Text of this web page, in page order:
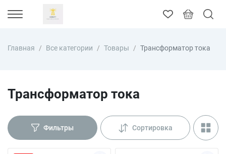
Главная Все категории Товары Трансформатор тока
Трансформатор тока
Фильтры Сортировка